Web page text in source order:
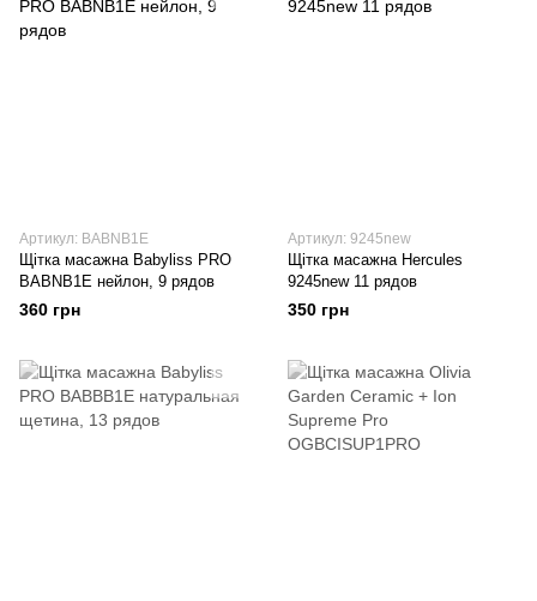
Артикул: BABNB1E
Щітка масажна Babyliss PRO
BABNB1E нейлон, 9 рядов
360 грн
Артикул: 9245new
Щітка масажна Hercules
9245new 11 рядов
350 грн